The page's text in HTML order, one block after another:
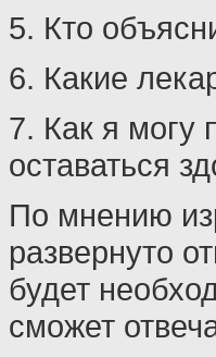
5. Кто
6. Какие
7. Как я могу
оставаться
По мнению
развернуто
будет
сможет